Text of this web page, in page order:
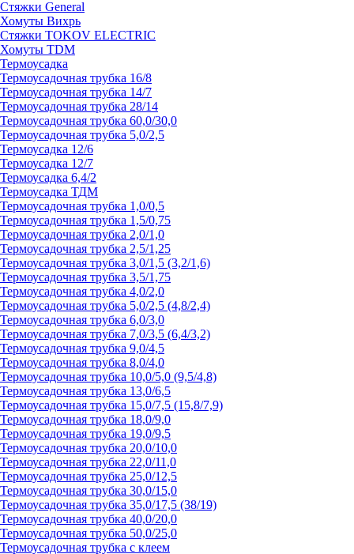
Стяжки General
Хомуты Вихрь
Стяжки TOKOV ELECTRIC
Хомуты TDM
Термоусадка
Термоусадочная трубка 16/8
Термоусадочная трубка 14/7
Термоусадочная трубка 28/14
Термоусадочная трубка 60,0/30,0
Термоусадочная трубка 5,0/2,5
Термоусадка 12/6
Термоусадка 12/7
Термоусадка 6,4/2
Термоусадка ТДМ
Термоусадочная трубка 1,0/0,5
Термоусадочная трубка 1,5/0,75
Термоусадочная трубка 2,0/1,0
Термоусадочная трубка 2,5/1,25
Термоусадочная трубка 3,0/1,5 (3,2/1,6)
Термоусадочная трубка 3,5/1,75
Термоусадочная трубка 4,0/2,0
Термоусадочная трубка 5,0/2,5 (4,8/2,4)
Термоусадочная трубка 6,0/3,0
Термоусадочная трубка 7,0/3,5 (6,4/3,2)
Термоусадочная трубка 9,0/4,5
Термоусадочная трубка 8,0/4,0
Термоусадочная трубка 10,0/5,0 (9,5/4,8)
Термоусадочная трубка 13,0/6,5
Термоусадочная трубка 15,0/7,5 (15,8/7,9)
Термоусадочная трубка 18,0/9,0
Термоусадочная трубка 19,0/9,5
Термоусадочная трубка 20,0/10,0
Термоусадочная трубка 22,0/11,0
Термоусадочная трубка 25,0/12,5
Термоусадочная трубка 30,0/15,0
Термоусадочная трубка 35,0/17,5 (38/19)
Термоусадочная трубка 40,0/20,0
Термоусадочная трубка 50,0/25,0
Термоусадочная трубка с клеем